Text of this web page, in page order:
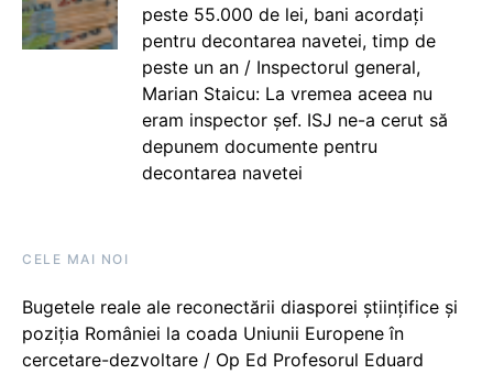
peste 55.000 de lei, bani acordați
pentru decontarea navetei, timp de
peste un an / Inspectorul general,
Marian Staicu: La vremea aceea nu
eram inspector șef. ISJ ne-a cerut să
depunem documente pentru
decontarea navetei
CELE MAI NOI
Bugetele reale ale reconectării diasporei științifice și
poziția României la coada Uniunii Europene în
cercetare-dezvoltare / Op Ed Profesorul Eduard